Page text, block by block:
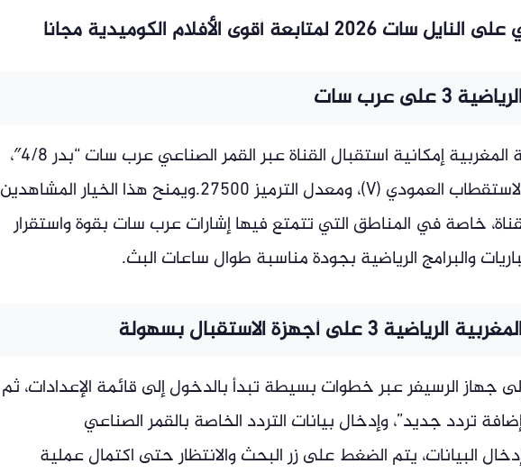
أقوى الأفلام الكوميدية مجانا
عرب سات
كما أتاحت الشبكة الرياضية المغربية إمكانية استقبال القناة عبر القمر الصناعي عرب سات “بدر 4/8″،
من خلال التردد 12683، والاستقطاب العمودي (V)، ومعدل الترميز 27500.ويمنح هذا الخيار المشاهدين
خاصة في المناطق التي تتمتع فيها إشارات عرب سات بقوة واستقرار
والبرامج الرياضية بجودة مناسبة طوال ساعات البث.
على أجهزة الاستقبال بسهولة
جهاز الرسيفر عبر خطوات بسيطة تبدأ بالدخول إلى قائمة الإعدادات، ثم
تردد جديد”، وإدخال بيانات التردد الخاصة بالقمر الصناعي
البيانات، يتم الضغط على زر البحث والانتظار حتى اكتمال عملية